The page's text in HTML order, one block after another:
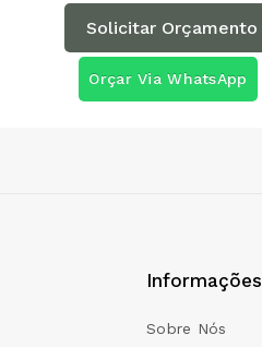
Solicitar Orçamento
Orçar Via WhatsApp
Informações
Sobre Nós